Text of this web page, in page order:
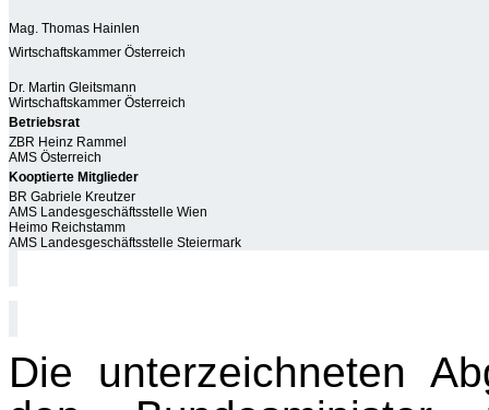
Mag. Thomas Hainlen
Wirtschaftskammer Österreich
Dr. Martin Gleitsmann
Wirtschaftskammer Österreich
Betriebsrat
ZBR Heinz Rammel
AMS Österreich
Kooptierte Mitglieder
BR Gabriele Kreutzer
AMS Landesgeschäftsstelle Wien
Heimo Reichstamm
AMS Landesgeschäftsstelle Steiermark
Die unterzeichneten